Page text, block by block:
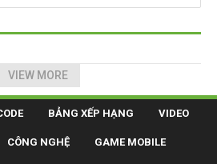
VIEW MORE
BẢNG XẾP HẠNG VIDEO
CÔNG NGHỆ GAME MOBILE